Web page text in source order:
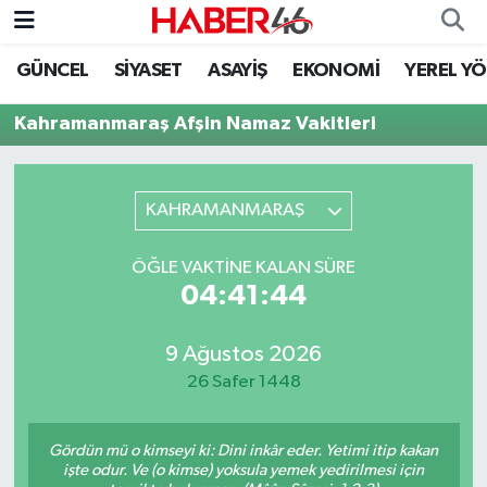
GÜNCEL SİYASET ASAYİŞ EKONOMİ YEREL
Kahramanmaraş Afşin Namaz Vakitleri
KAHRAMANMARAŞ
ÖĞLE VAKTINE KALAN SÜRE
04:41:44
9 Ağustos 2026
26 Safer 1448
Gördün mü o kimseyi ki: Dini inkâr eder. Yetimi itip kakan
işte odur. Ve (o kimse) yoksula yemek yedirilmesi için
GÜNCEL
EKONOMİ
EĞİTİM
Nöbetçi Eczaneler
Hava Durumu
Kahramanmaraş Namaz Vakitleri
Süper Lig Puan Durumu ve Fikstür
Tüm Manşetler
Haber Arşivi